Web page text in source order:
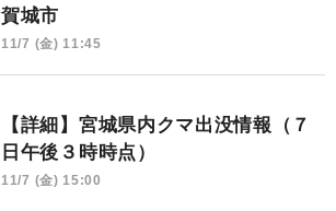
賀城市
11/7 (金) 11:45
【詳細】宮城県内クマ出没情報（７
日午後３時時点）
11/7 (金) 15:00